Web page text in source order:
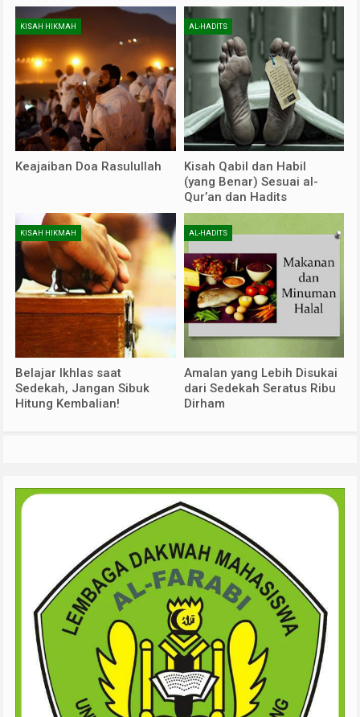
KISAH HIKMAH
Keajaiban Doa Rasulullah
AL-HADITS
Kisah Qabil dan Habil
(yang Benar) Sesuai al-
Qur’an dan Hadits
KISAH HIKMAH
Belajar Ikhlas saat
Sedekah, Jangan Sibuk
Hitung Kembalian!
AL-HADITS
Amalan yang Lebih Disukai
dari Sedekah Seratus Ribu
Dirham